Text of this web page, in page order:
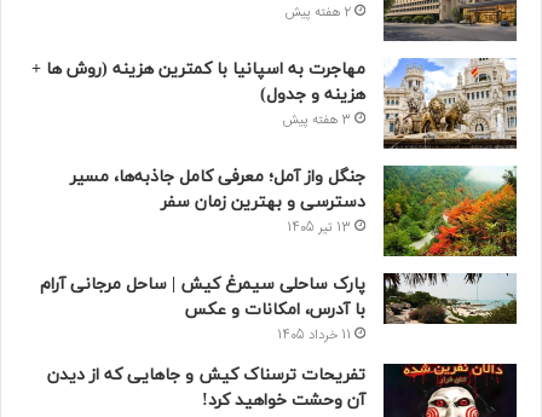
2 هفته پیش
مهاجرت به اسپانیا با کمترین هزینه (روش ها +
هزینه و جدول)
3 هفته پیش
جنگل واز آمل؛ معرفی کامل جاذبه‌ها، مسیر
دسترسی و بهترین زمان سفر
13 تیر 1405
پارک ساحلی سیمرغ کیش | ساحل مرجانی آرام
با آدرس، امکانات و عکس
11 خرداد 1405
تفریحات ترسناک کیش و جاهایی که از دیدن
آن وحشت خواهید کرد!